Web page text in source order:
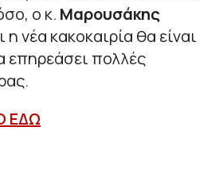
ο κ. Μαρουσάκης
νέα κακοκαιρία θα είναι
επηρεάσει πολλές
ΕΔΩ